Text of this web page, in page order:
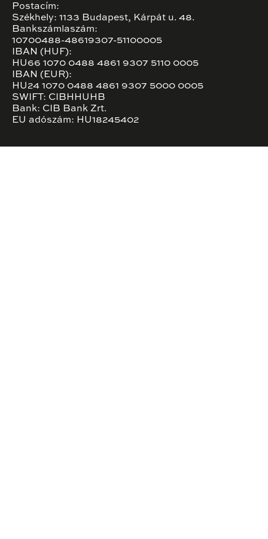
Postacím:
Székhely: 1133 Budapest, Kárpát u. 48.
Bankszámlaszám:
10700488-48619307-51100005
IBAN (HUF):
HU66 1070 0488 4861 9307 5110 0005
IBAN (EUR):
HU24 1070 0488 4861 9307 5000 0005
SWIFT: CIBHHUHB
Bank: CIB Bank Zrt.
EU adószám: HU18245402